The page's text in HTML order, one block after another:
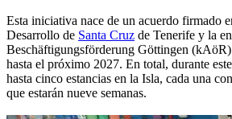
Esta iniciativa nace de un acuerdo firmado
Desarrollo de Santa Cruz de Tenerife y la
Beschäftigungsförderung Göttingen
hasta el próximo 2027. En total, durante
hasta cinco estancias en la Isla, cada una
que estarán nueve semanas.